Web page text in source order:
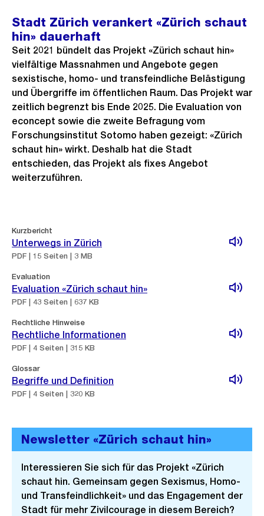
Stadt Zürich verankert «Zürich schaut
hin» dauerhaft
Seit 2021 bündelt das Projekt «Zürich schaut hin»
vielfältige Massnahmen und Angebote gegen
sexistische, homo- und transfeindliche Belästigung
und Übergriffe im öffentlichen Raum. Das Projekt war
zeitlich begrenzt bis Ende 2025. Die Evaluation von
econcept sowie die zweite Befragung vom
Forschungsinstitut Sotomo haben gezeigt: «Zürich
schaut hin» wirkt. Deshalb hat die Stadt
entschieden, das Projekt als fixes Angebot
weiterzuführen.
Kurzbericht
Unterwegs in Zürich
PDF | 15 Seiten | 3 MB
Evaluation
Evaluation «Zürich schaut hin»
PDF | 43 Seiten | 637 KB
Rechtliche Hinweise
Rechtliche Informationen
PDF | 4 Seiten | 315 KB
Glossar
Begriffe und Definition
PDF | 4 Seiten | 320 KB
Newsletter «Zürich schaut hin»
Interessieren Sie sich für das Projekt «Zürich
schaut hin. Gemeinsam gegen Sexismus, Homo-
und Transfeindlichkeit» und das Engagement der
Stadt für mehr Zivilcourage in diesem Bereich?